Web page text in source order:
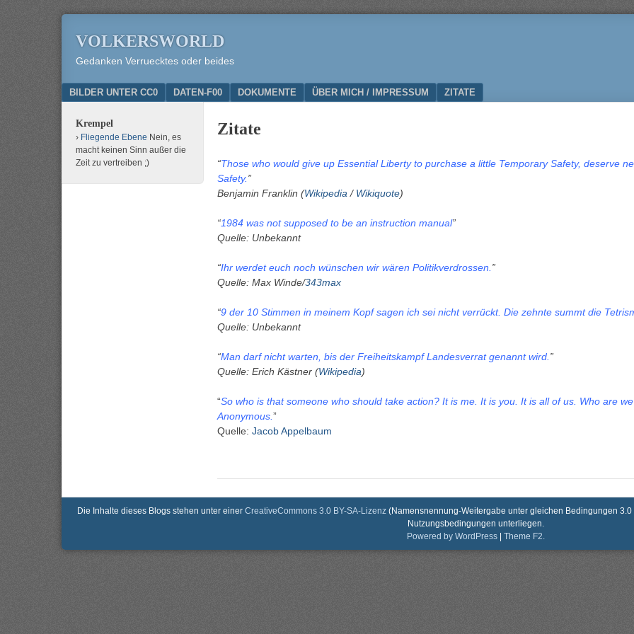
VOLKERSWORLD
Gedanken Verruecktes oder beides
Menu
SKIP TO CONTENT
BILDER UNTER CC0 DATEN-F00 DOKUMENTE ÜBER MICH / IMPRESSUM ZITATE
Zitate
“Those who would give up Essential Liberty to purchase a little Temporary Safety, deserve
Safety.”
Benjamin Franklin (Wikipedia / Wikiquote)
“1984 was not supposed to be an instruction manual”
Quelle: Unbekannt
“Ihr werdet euch noch wünschen wir wären Politikverdrossen. ”
Quelle: Max Winde/343max
“9 der 10 Stimmen in meinem Kopf sagen ich sei nicht verrückt. Die zehnte summt die
Quelle: Unbekannt
“Man darf nicht warten, bis der Freiheitskampf Landesverrat genannt wird. ”
Quelle: Erich Kästner (Wikipedia)
“So who is that someone who should take action? It is me. It is you. It is all of us. Who are
Anonymous. ”
Quelle: Jacob Appelbaum
Krempel
Fliegende Ebene Nein, es
macht keinen Sinn außer die
Zeit zu vertreiben ;)
Die Inhalte dieses Blogs stehen unter einer CreativeCommons 3.0 BY-SA-Lizenz(Namensnennung-Weitergabe unter gleichen Bedingungen
Nutzungsbedingungen unterliegen.
Powered by WordPress | Theme F2.